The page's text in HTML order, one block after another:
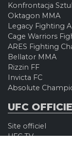
Konfrontacja
Oktagon MMA
Legacy Fighting
Cage Warriors
ARES Fighting
Bellator MMA
Rizzin FF
Invicta FC
Absolute
UFC
Site officiel
UFC TV